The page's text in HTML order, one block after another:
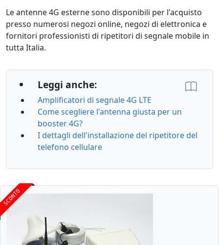
Le antenne 4G esterne sono disponibili per l'acquisto
presso numerosi negozi online, negozi di elettronica e
fornitori professionisti di ripetitori di segnale mobile in
tutta Italia.
Leggi anche:
Amplificatori di segnale 4G LTE
Come scegliere l'antenna giusta per un
booster 4G?
I dettagli dell'installazione del ripetitore del
telefono cellulare
SCONTO